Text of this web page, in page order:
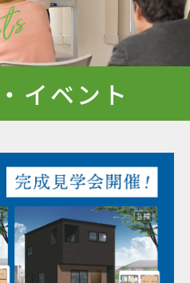
イベント